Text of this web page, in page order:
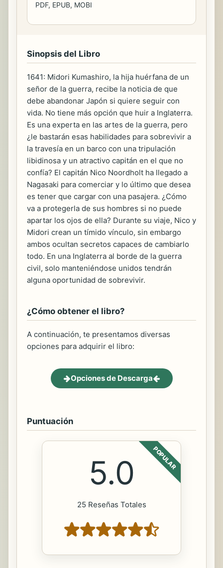
PDF, EPUB, MOBI
Sinopsis del Libro
1641: Midori Kumashiro, la hija huérfana de un
señor de la guerra, recibe la noticia de que
debe abandonar Japón si quiere seguir con
vida. No tiene más opción que huir a Inglaterra.
Es una experta en las artes de la guerra, pero
¿le bastarán esas habilidades para sobrevivir a
la travesía en un barco con una tripulación
libidinosa y un atractivo capitán en el que no
confía? El capitán Nico Noordholt ha llegado a
Nagasaki para comerciar y lo último que desea
es tener que cargar con una pasajera. ¿Cómo
va a protegerla de sus hombres si no puede
apartar los ojos de ella? Durante su viaje, Nico y
Midori crean un tímido vínculo, sin embargo
ambos ocultan secretos capaces de cambiarlo
todo. En una Inglaterra al borde de la guerra
civil, solo manteniéndose unidos tendrán
alguna oportunidad de sobrevivir.
¿Cómo obtener el libro?
A continuación, te presentamos diversas
opciones para adquirir el libro:
Opciones de Descarga
Puntuación
POPULAR
5.0
25 Reseñas Totales